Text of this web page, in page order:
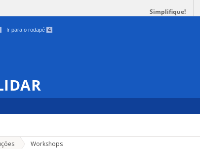
Simplifique!
Ir para o rodapé 4
Workshops